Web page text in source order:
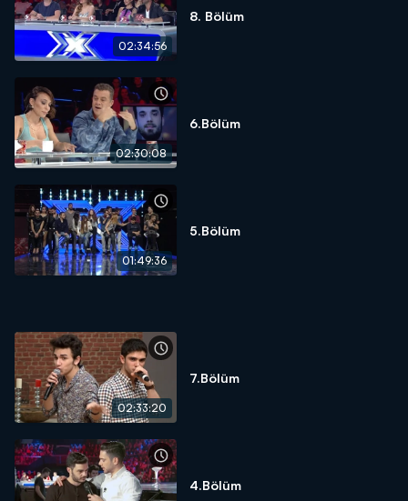
02:34:56
8. Bölüm
02:30:08
6.Bölüm
01:49:36
5.Bölüm
02:33:20
7.Bölüm
4.Bölüm